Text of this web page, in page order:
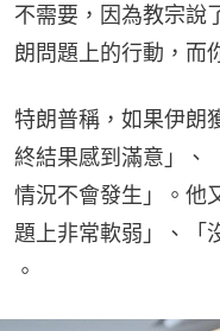
不需要，因為教宗說
朗問題上的行動，而
特朗普稱，如果伊朗
終結果感到滿意」、
情況不會發生」。他
題上非常軟弱」、「
。